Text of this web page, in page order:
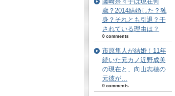
歳？2014結婚した？独
身？それとも引退？干
されている理由は？
0 comments
市原隼人が結婚！11年
続いた元カノ近野成美
の現在と、向山志穂の
元彼が…
0 comments